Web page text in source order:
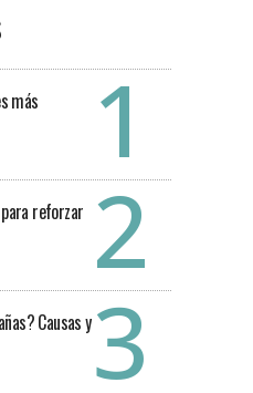
más
reforzar
Causas y